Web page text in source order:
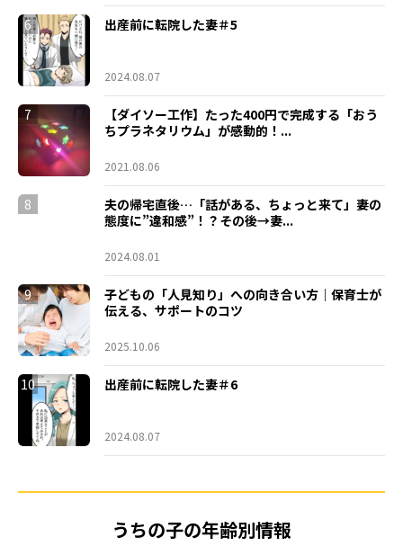
6 出産前に転院した妻＃5
2024.08.07
7
【ダイソー工作】たった400円で完成する「おう
ちプラネタリウム」が感動的！...
2021.08.06
8
夫の帰宅直後…「話がある、ちょっと来て」妻の
態度に”違和感”！？その後→妻...
2024.08.01
9
子どもの「人見知り」への向き合い方｜保育士が
伝える、サポートのコツ
2025.10.06
10 出産前に転院した妻＃6
2024.08.07
うちの子の年齢別情報